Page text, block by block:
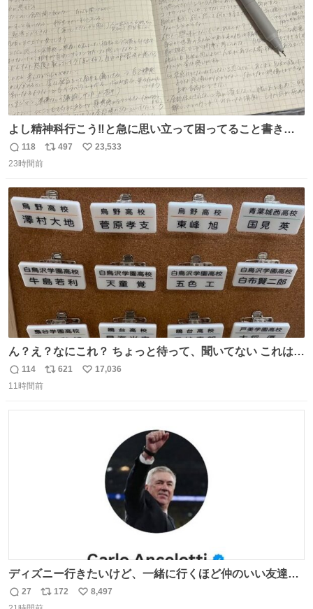
よし精神科行こう‼️と急に思い立って困ってること書き出
してたらペン止まらなくなってすごい勢いで埋まってワロ
タ
返
信
118
リ
ト
数
497
い
数
23,533
23時間前
ん？え？なにこれ？ ちょっと待って、聞いてない これは販
売されているのもですか？
返
信
114
リ
621
い
17,036
11時間前
ディズニー行きたいけど、一緒に行くほど仲のいい友達が
居ない… ほんでこれ
返
27
リ
172
い
8,497